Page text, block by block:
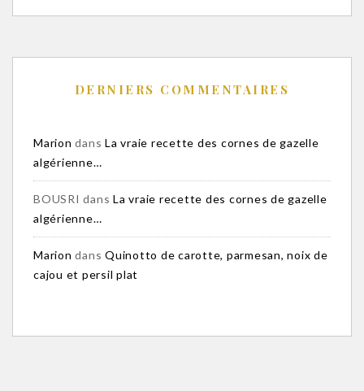
DERNIERS COMMENTAIRES
Marion dans La vraie recette des cornes de gazelle
algérienne…
BOUSRI dans La vraie recette des cornes de gazelle
algérienne…
Marion dans Quinotto de carotte, parmesan, noix de
cajou et persil plat